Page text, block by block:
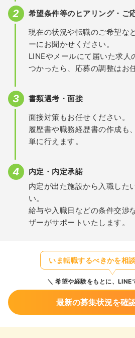
希望条件等のヒアリング・ご
現在の状況や転職のご希望な
ーにお聞かせください。
LINEやメールにて届いた求人
つかったら、応募の調整はお
書類選考・面接
面接対策もお任せください。
履歴書や職務経歴書の作成も
単に行えます。
内定・内定承諾
内定が出た施設から入職した
い。
給与や入職日などの条件交渉
ザーがサポートいたします。
いま転職するべきかを相
希望や経験をもとに、LINE
最新の募集状況を確